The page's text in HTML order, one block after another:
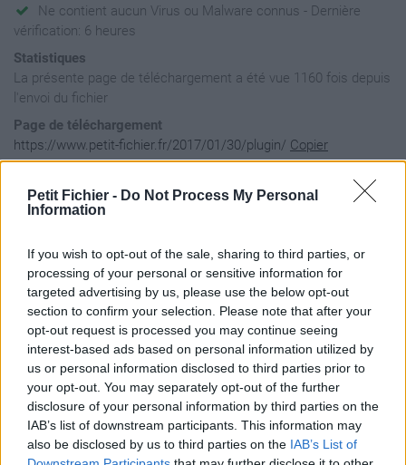
Petit Fichier - Do Not Process My Personal
Information
If you wish to opt-out of the sale, sharing to third parties, or
processing of your personal or sensitive information for
targeted advertising by us, please use the below opt-out
section to confirm your selection. Please note that after your
opt-out request is processed you may continue seeing
interest-based ads based on personal information utilized by
us or personal information disclosed to third parties prior to
your opt-out. You may separately opt-out of the further
disclosure of your personal information by third parties on the
IAB’s list of downstream participants. This information may
also be disclosed by us to third parties on the IAB’s List of
Ne contient aucun Virus ou Malware connus - Dernière
vérification: 6 heures
Statistiques
La présente page de téléchargement a été vue 1160 fois depuis
l'envoi du fichier
Page de téléchargement
https://www.petit-fichier.fr/2017/01/30/plugin/ Copier
Aperçu du contenu du fichier
Archive: / 2017 / 01 / 30 / plugin / plugin.zip
Taille de l'archive: 21925 octets, nombre de fichiers et
drwxr-xr-x  2.1 unx        0 bx stor 17-Jan-30 18:14
drwxr-xr-x  2.1 unx        0 bx stor 17-Jan-30 18:14 plugin
-rw-r--r--  2.1 unx      205 bX defN 17-Jan-30 15:11 plugin /
drwxrwxr-x  2.1 unx        0 bx stor 17-Jan-30 18:15
drwxrwxr-x  2.1 unx        0 bx stor 17-Jan-30 18:15
drwxrwxr-x  2.1 unx        0 bx stor 17-Jan-30 18:15
-rw-r--r--  2.1 unx      358 bX defN 17-Jan-30 15:11
-rw-r--r--  2.1 unx      413 bX defN 17-Jan-30 15:11 plugin
-rw-r--r--  2.1 unx      355 bX defN 17-Jan-30 15:11
-rw-r--r--  2.1 unx       63 bX defN 17-Jan-29 23:21 plugin
-rw-r--r--  2.1 unx      359 bX defN 17-Jan-29 23:21